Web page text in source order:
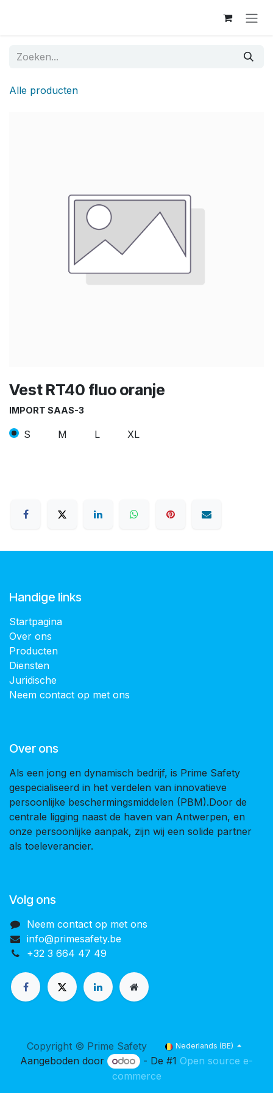
Alle producten
Vest RT40 fluo oranje
IMPORT SAAS-3
S M L XL
Handige links
Startpagina
Over ons
Producten
Diensten
Juridische
Neem contact op met ons
Over ons
Als een jong en dynamisch bedrijf, is Prime Safety
gespecialiseerd in het verdelen van innovatieve
persoonlijke beschermingsmiddelen (PBM).Door de
centrale ligging naast de haven van Antwerpen, en
onze persoonlijke aanpak, zijn wij een solide partner
als toeleverancier.
Volg ons
Neem contact op met ons
info@primesafety.be
+32 3 664 47 49
Copyright © Prime Safety Nederlands (BE)
Aangeboden door - De #1Open source e-
commerce